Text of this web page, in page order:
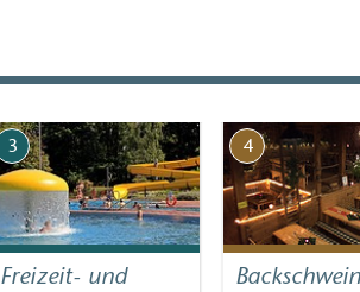
3
Freizeit- und
4